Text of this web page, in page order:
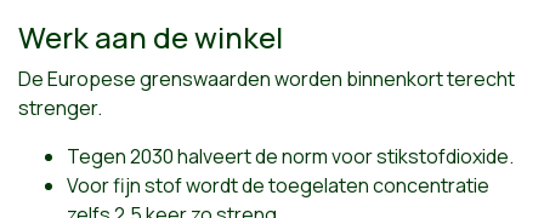
Werk aan de winkel
De Europese grenswaarden worden binnenkort terecht
strenger.
Tegen 2030 halveert de norm voor stikstofdioxide.
Voor fijn stof wordt de toegelaten concentratie